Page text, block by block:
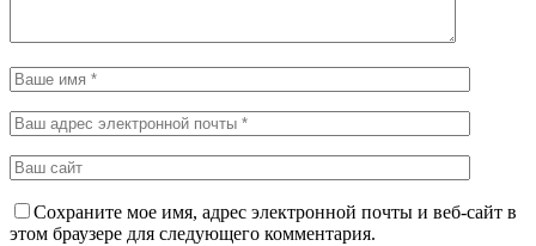
Сохраните мое имя, адрес электронной почты и веб-сайт в
этом браузере для следующего комментария.